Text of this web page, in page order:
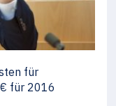
für
für 2016